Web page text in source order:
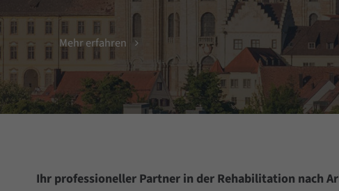
Mehr erfahren
Ihr professioneller Partner in der Rehabilitation nach